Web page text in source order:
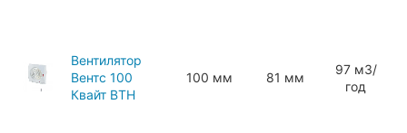
Вентилятор
Вентс 100
Квайт ВТН
100 мм 81 мм
97 мЗ/
год